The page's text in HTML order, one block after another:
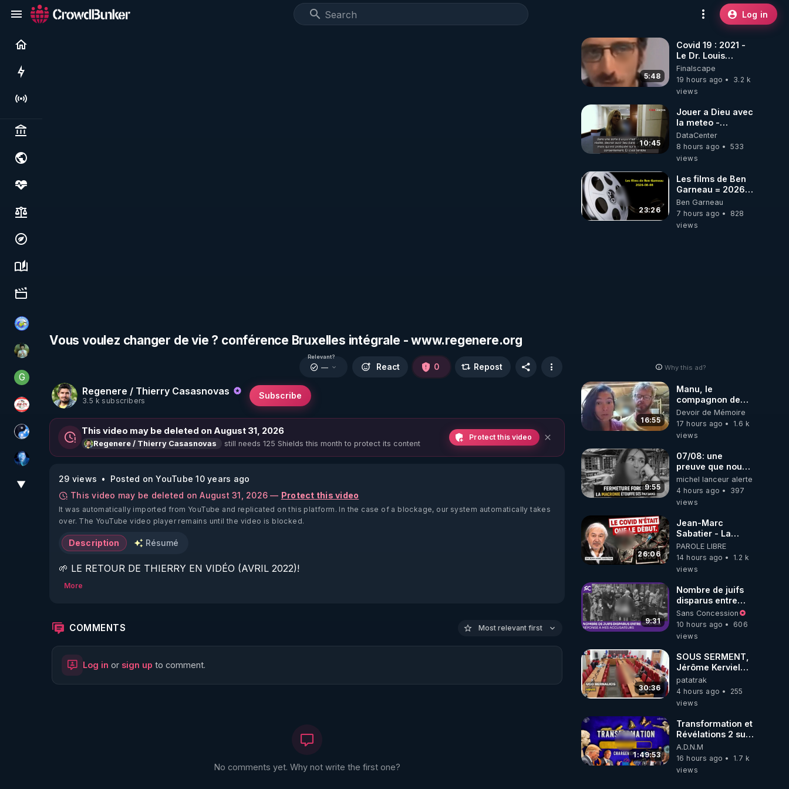
Log in
Live
Politics & institutions
Society, justice & freedoms
Economy, environment & technology
Science, history & spirituality
Culture, media & entertainment
Tonton Posture Débrief
Sonmi-877
G Generousbear
JSF - TV
Chercheur de vérité
AH2020
▼
Vous voulez changer de vie ? conférence Bruxelles intégrale - www.regenere.org
Regenere / Thierry Casasnovas
3.5 k subscribers
Subscribe
Relevant?
— React 0 Repost
This video may be deleted on August 31, 2026
Regenere / Thierry Casasnovas still needs 125 Shields this month to protect its content
Protect this video
29 views
Posted on YouTube 10 years ago
This video may be deleted on August 31, 2026 — Protect this video
It was automatically imported from YouTube and replicated on this platform. In the case of a blockage, our system automatically takes
over. The YouTube video player remains until the video is blocked.
Description Résumé
🌱 LE RETOUR DE THIERRY EN VIDÉO (AVRIL 2022)!
🌱 LE MAGAZINE RÉGÉNÈRE
http://rgnr.li/ymag
More
COMMENTS Most relevant first
Log in or sign up to comment.
No comments yet. Why not write the first one?
5:48
Covid 19 : 2021 -
Le Dr. Louis
Fouché renverse
le plateau de
CNews !
Finalscape
19 hours ago
3.2 k
views
10:45
Jouer a Dieu avec
la meteo -
Citoicitoyen
DataCenter
8 hours ago
533
views
23:26
Les films de Ben
Garneau = 2026-
08-08
Ben Garneau
7 hours ago
828
views
Why this ad?
16:55
Manu, le
compagnon de
Kyria, raconte sa
garde à vue
musclée.
Devoir de Mémoire
17 hours ago
1.6 k
views
9:55
07/08: une
preuve que nous
somme passé en
absurdie une
dictature qui veut
opposant !
michel lanceur alerte
4 hours ago
397
views
26:06
Jean-Marc
Sabatier - La
Covid-19 n'a été
que le début -
L'ARNm &
où auront-t-il ?
PAROLE LIBRE
14 hours ago
1.2 k
views
9:31
Nombre de juifs
disparus entre
1941 et 1945
(Réponse à mes
accusateurs)
Sans Concession
10 hours ago
606
views
30:36
SOUS SERMENT,
Jérôme Kerviel
balance tout à
l'Assemblée !
patatrak
4 hours ago
255
views
1:49:53
Transformation et
Révélations 2 sur
2 - live du
07/08/26
A.D.N.M
16 hours ago
1.7 k
views